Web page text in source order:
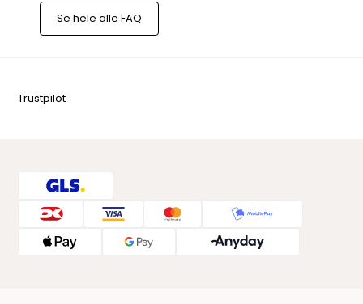
Se hele alle FAQ
Trustpilot